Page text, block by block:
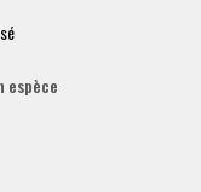
espèce